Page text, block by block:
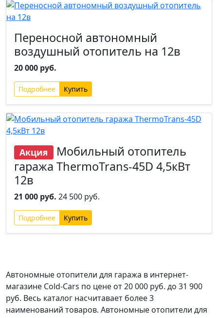
Переносной автономный
воздушный отопитель на 12в
20 000 руб.
Подробнее
Акция Мобильный отопитель
гаража ThermoTrans-45D 4,5кВт
12в
21 000 руб. 24 500 руб.
Подробнее
Автономные отопители для гаража в интернет-
магазине Cold-Cars по цене от 20 000 руб. до 31 900
руб. Весь каталог насчитавает более 3
наименований товаров. Автономные отопители для